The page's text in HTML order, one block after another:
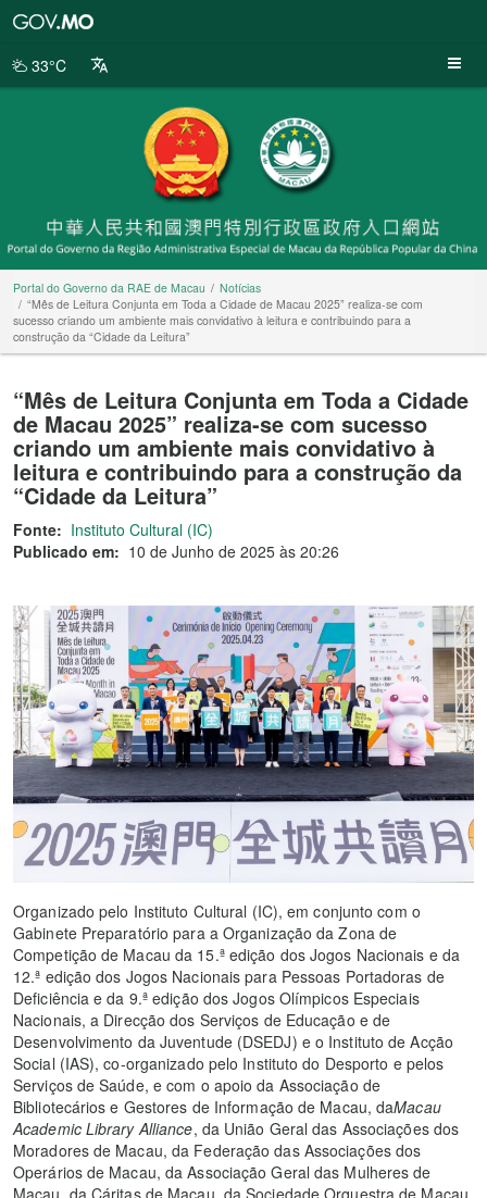
da
33°C
Portal do Governo da RAE de Macau
Notícias
“Mês de Leitura Conjunta em Toda a Cidade de Macau 2025” realiza-se com
sucesso criando um ambiente mais convidativo à leitura e contribuindo para a
construção da “Cidade da Leitura”
“Mês de Leitura Conjunta em Toda a Cidade
de Macau 2025” realiza-se com sucesso
criando um ambiente mais convidativo à
leitura e contribuindo para a construção da
“Cidade da Leitura”
Fonte: Instituto Cultural (IC)
Publicado em: 10 de Junho de 2025 às 20:26
Organizado pelo Instituto Cultural (IC), em conjunto com o
Gabinete Preparatório para a Organização da Zona de
Competição de Macau da 15.ª edição dos Jogos Nacionais e da
12.ª edição dos Jogos Nacionais para Pessoas Portadoras de
Deficiência e da 9.ª edição dos Jogos Olímpicos Especiais
Nacionais, a Direcção dos Serviços de Educação e de
Desenvolvimento da Juventude (DSEDJ) e o Instituto de Acção
Social (IAS), co-organizado pelo Instituto do Desporto e pelos
Serviços de Saúde, e com o apoio da Associação de
Bibliotecários e Gestores de Informação de Macau, daMacau
Academic Library Alliance, da União Geral das Associações dos
Moradores de Macau, da Federação das Associações dos
Operários de Macau, da Associação Geral das Mulheres de